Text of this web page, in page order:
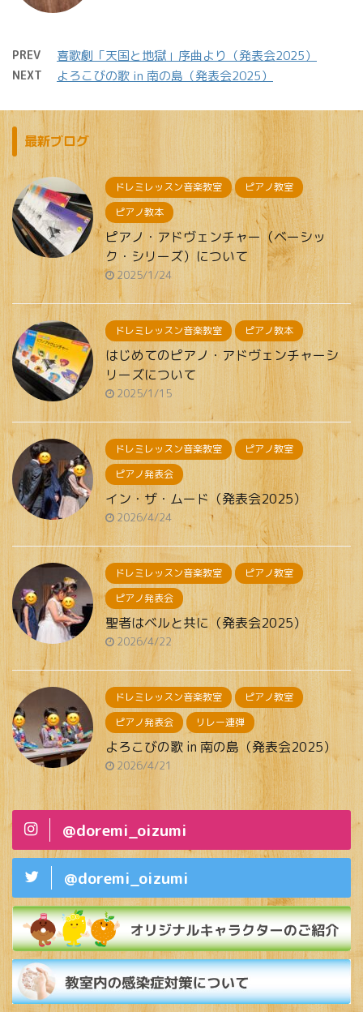
PREV 喜歌劇「天国と地獄」序曲より（発表会2025）
NEXT よろこびの歌 in 南の島（発表会2025）
最新ブログ
ドレミレッスン音楽教室
ピアノ教室
ピアノ教本
ピアノ・アドヴェンチャー（ベーシッ
ク・シリーズ）について
2025/1/24
ドレミレッスン音楽教室 ピアノ教本
はじめてのピアノ・アドヴェンチャーシ
リーズについて
2025/1/15
ドレミレッスン音楽教室
ピアノ教室
ピアノ発表会
イン・ザ・ムード（発表会2025）
2026/4/24
ドレミレッスン音楽教室
ピアノ教室
ピアノ発表会
聖者はベルと共に（発表会2025）
2026/4/22
ドレミレッスン音楽教室
ピアノ教室
ピアノ発表会
リレー連弾
よろこびの歌 in 南の島（発表会2025）
2026/4/21
@doremi_oizumi
@doremi_oizumi